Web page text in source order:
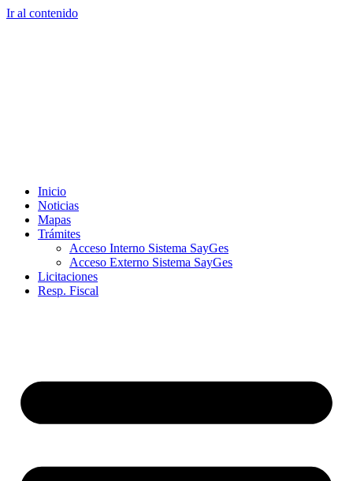
Ir al contenido
Inicio
Noticias
Mapas
Trámites
Acceso Interno Sistema SayGes
Acceso Externo Sistema SayGes
Licitaciones
Resp. Fiscal